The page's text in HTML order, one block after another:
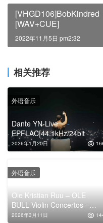
[VHGD106]BobKindred
[WAV+CUE]
2022年11月5日 pm2:32
相关推荐
Dante YN-Live
EPFLAC|44.1kHz/24bit
2026年1月20日
外语音乐
Ole Kristian Ruu – OLE
BULL Violin Concertos –
Annar Folleso / Norwegian
2026年3月11日
外语音乐